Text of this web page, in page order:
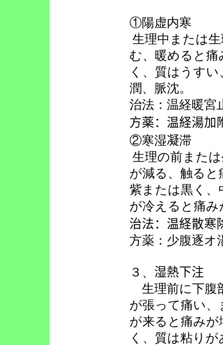
①陽虚内寒
生理中または
む、暖めると
く、質はうす
潤、脈沈。
治法：温経暖宮
方薬：温経湯加
②寒湿凝滞
生理の前また
が減る、触る
紫または黒く、
が冷えると痛み
治法：温経散寒
方薬：少腹逐オ
３、 湿熱下注
生理前に下腹
が張って痛い
が来ると痛み
く、質は粘り